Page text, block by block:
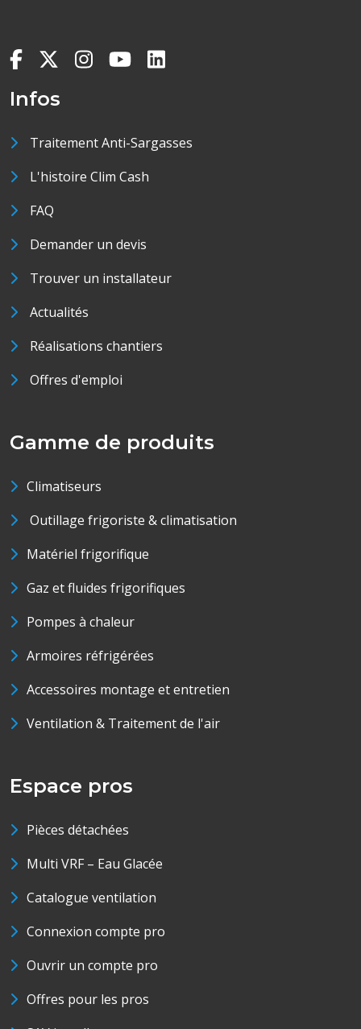
Infos
Traitement Anti-Sargasses
L'histoire Clim Cash
FAQ
Demander un devis
Trouver un installateur
Actualités
Réalisations chantiers
Offres d'emploi
Gamme de produits
Climatiseurs
Outillage frigoriste & climatisation
Matériel frigorifique
Gaz et fluides frigorifiques
Pompes à chaleur
Armoires réfrigérées
Accessoires montage et entretien
Ventilation & Traitement de l'air
Espace pros
Pièces détachées
Multi VRF – Eau Glacée
Catalogue ventilation
Connexion compte pro
Ouvrir un compte pro
Offres pour les pros